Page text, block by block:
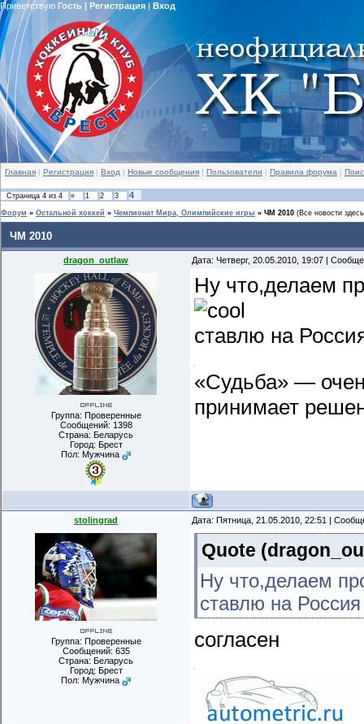
Приветствую Гость | Регистрация| Вход
Главная | Регистрация | Вход | Новые сообщения | Пользователи | Правила форума |
Страница 4 из 4 « 1 2 3 4
Форум » Остальной хоккей » Чемпионат Мира, Олимпийские игры » ЧМ 2010 (Все новости
ЧМ 2010
dragon_outlaw Дата: Четверг, 20.05.2010, 19:07 |
Группа: Проверенные
Сообщений: 1398
Страна: Беларусь
Город: Брест
Пол: Мужчина
Ну что,делаем
ставлю на
«Судьба» —
принимает
stolingrad Дата: Пятница, 21.05.2010, 22:51 |
Группа: Проверенные
Сообщений: 635
Страна: Беларусь
Город: Брест
Пол: Мужчина
Quote (
Ну что,делаем
ставлю на
согласен